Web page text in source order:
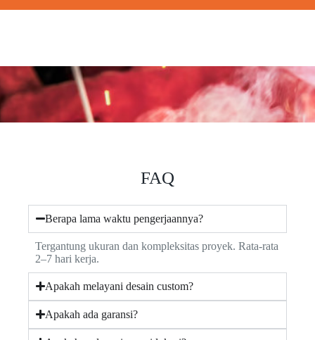
FAQ
Berapa lama waktu pengerjaannya?
Tergantung ukuran dan kompleksitas proyek. Rata-rata
2–7 hari kerja.
Apakah melayani desain custom?
Apakah ada garansi?